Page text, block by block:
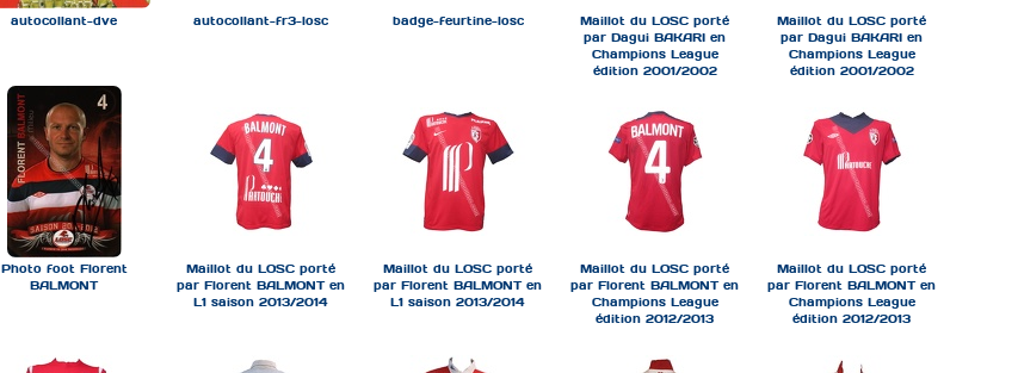
autocollant-dve autocollant-fr3-losc badge-feurtine-losc
Maillot du LOSC porté
par Dagui BAKARI en
Champions League
édition 2001/2002
Maillot du LOSC porté
par Dagui BAKARI en
Champions League
édition 2001/2002
Photo foot Florent
BALMONT
Maillot du LOSC porté
par Florent BALMONT en
L1 saison 2013/2014
Maillot du LOSC porté
par Florent BALMONT en
L1 saison 2013/2014
Maillot du LOSC porté
par Florent BALMONT en
Champions League
édition 2012/2013
Maillot du LOSC porté
par Florent BALMONT en
Champions League
édition 2012/2013